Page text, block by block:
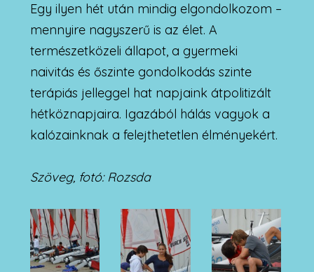
Egy ilyen hét után mindig elgondolkozom –
mennyire nagyszerű is az élet. A
természetközeli állapot, a gyermeki
naivitás és őszinte gondolkodás szinte
terápiás jelleggel hat napjaink átpolitizált
hétköznapjaira. Igazából hálás vagyok a
kalózainknak a felejthetetlen élményekért.
Szöveg, fotó: Rozsda